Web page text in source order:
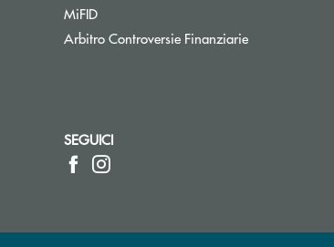
MiFID
Arbitro Controversie FinanziarieApre una
SEGUICI